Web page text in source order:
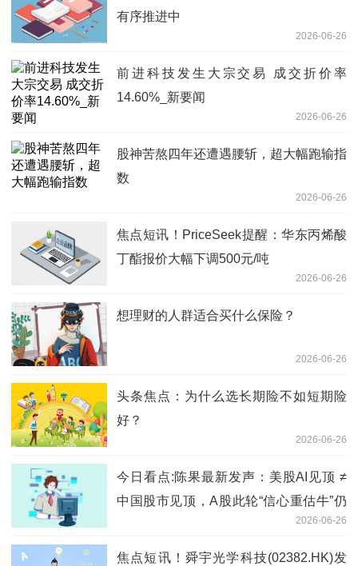
有序推进中
2026-06-26
前进科技发生大宗交易 成交折价率
14.60%_新要闻
2026-06-26
股神苦熬四年还遭遇腰斩，超大幅跑输指
数
2026-06-26
焦点短讯！PriceSeek提醒：华东丙烯酸
丁酯报价大幅下调500元/吨
2026-06-26
想理财的人群适合买什么保险？
2026-06-26
头条焦点：为什么选长期险不如短期险
好？
2026-06-26
今日看点:陈果最新发声：美股AI见顶 ≠
中国股市见顶，A股此轮“信心重估牛”仍
2026-06-26
焦点短讯！舜宇光学科技(02382.HK)发